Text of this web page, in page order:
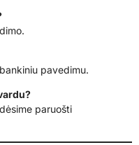
pavedimu.
paruošti